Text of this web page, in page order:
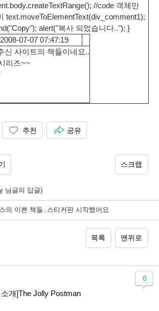
//code 객체만
text.moveToElementText(div_comment1);
alert("복사 되었습니다.."); }
2008-07-07 07:47:19
신 사이트의 책들이네요..
리즈~~
추천 공유
스크랩
님글의 답글)
의 이쁜 책들..스티커판 시작했어요
목록 맨위로
개]The Jolly Postman
0